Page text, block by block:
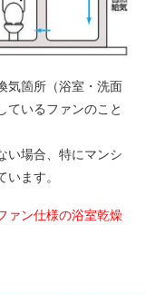
気箇所（浴室・洗面
ているファンのこと
い場合、特にマンシ
ます。
ァン仕様の浴室乾燥